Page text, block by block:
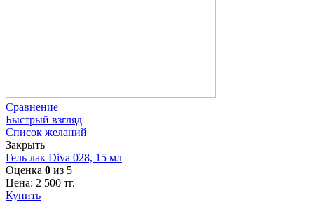
Сравнение
Быстрый взгляд
Список желаний
Закрыть
Гель лак Diva 028, 15 мл
Оценка 0 из 5
Цена: 2 500 тг.
Купить